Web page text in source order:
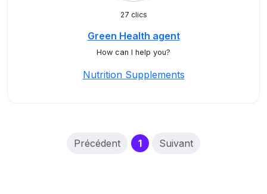
27 clics
Green Health agent
How can I help you?
Nutrition Supplements
Précédent 1(current)
Suivant